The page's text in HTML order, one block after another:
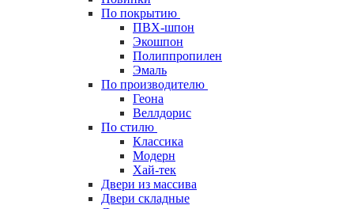
По покрытию
ПВХ-шпон
Экошпон
Полиппропилен
Эмаль
По производителю
Геона
Веллдорис
По стилю
Классика
Модерн
Хай-тек
Двери из массива
Двери складные